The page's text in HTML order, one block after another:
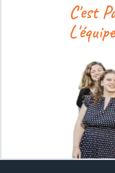
C'est